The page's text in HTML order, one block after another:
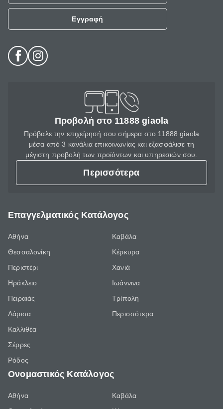
Εγγραφή
Προβολή στο 11888 giaola
Πρόβαλε την επιχείρησή σου σήμερα στο 11888 giaola
μέσα από 3 κανάλια επικοινωνίας και εξασφάλισε τη
μέγιστη προβολή των προϊόντων και υπηρεσιών σου.
Περισσότερα
Επαγγελματικός Κατάλογος
Αθήνα
Θεσσαλονίκη
Περιστέρι
Ηράκλειο
Πειραιάς
Λάρισα
Καλλιθέα
Σέρρες
Ρόδος
Καβάλα
Κέρκυρα
Χανιά
Ιωάννινα
Τρίπολη
Περισσότερα
Ονομαστικός Κατάλογος
Αθήνα
Καβάλα